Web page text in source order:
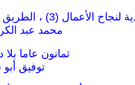
الطريق المتواضع و إخراج الأنا من رجل الأعمال
محمد عبد
ثمانون عاما بلا
توفيق